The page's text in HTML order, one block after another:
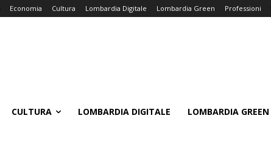
Economia Cultura Lombardia Digitale Lombardia Green Professioni
CULTURA LOMBARDIA DIGITALE LOMBARDIA GREEN